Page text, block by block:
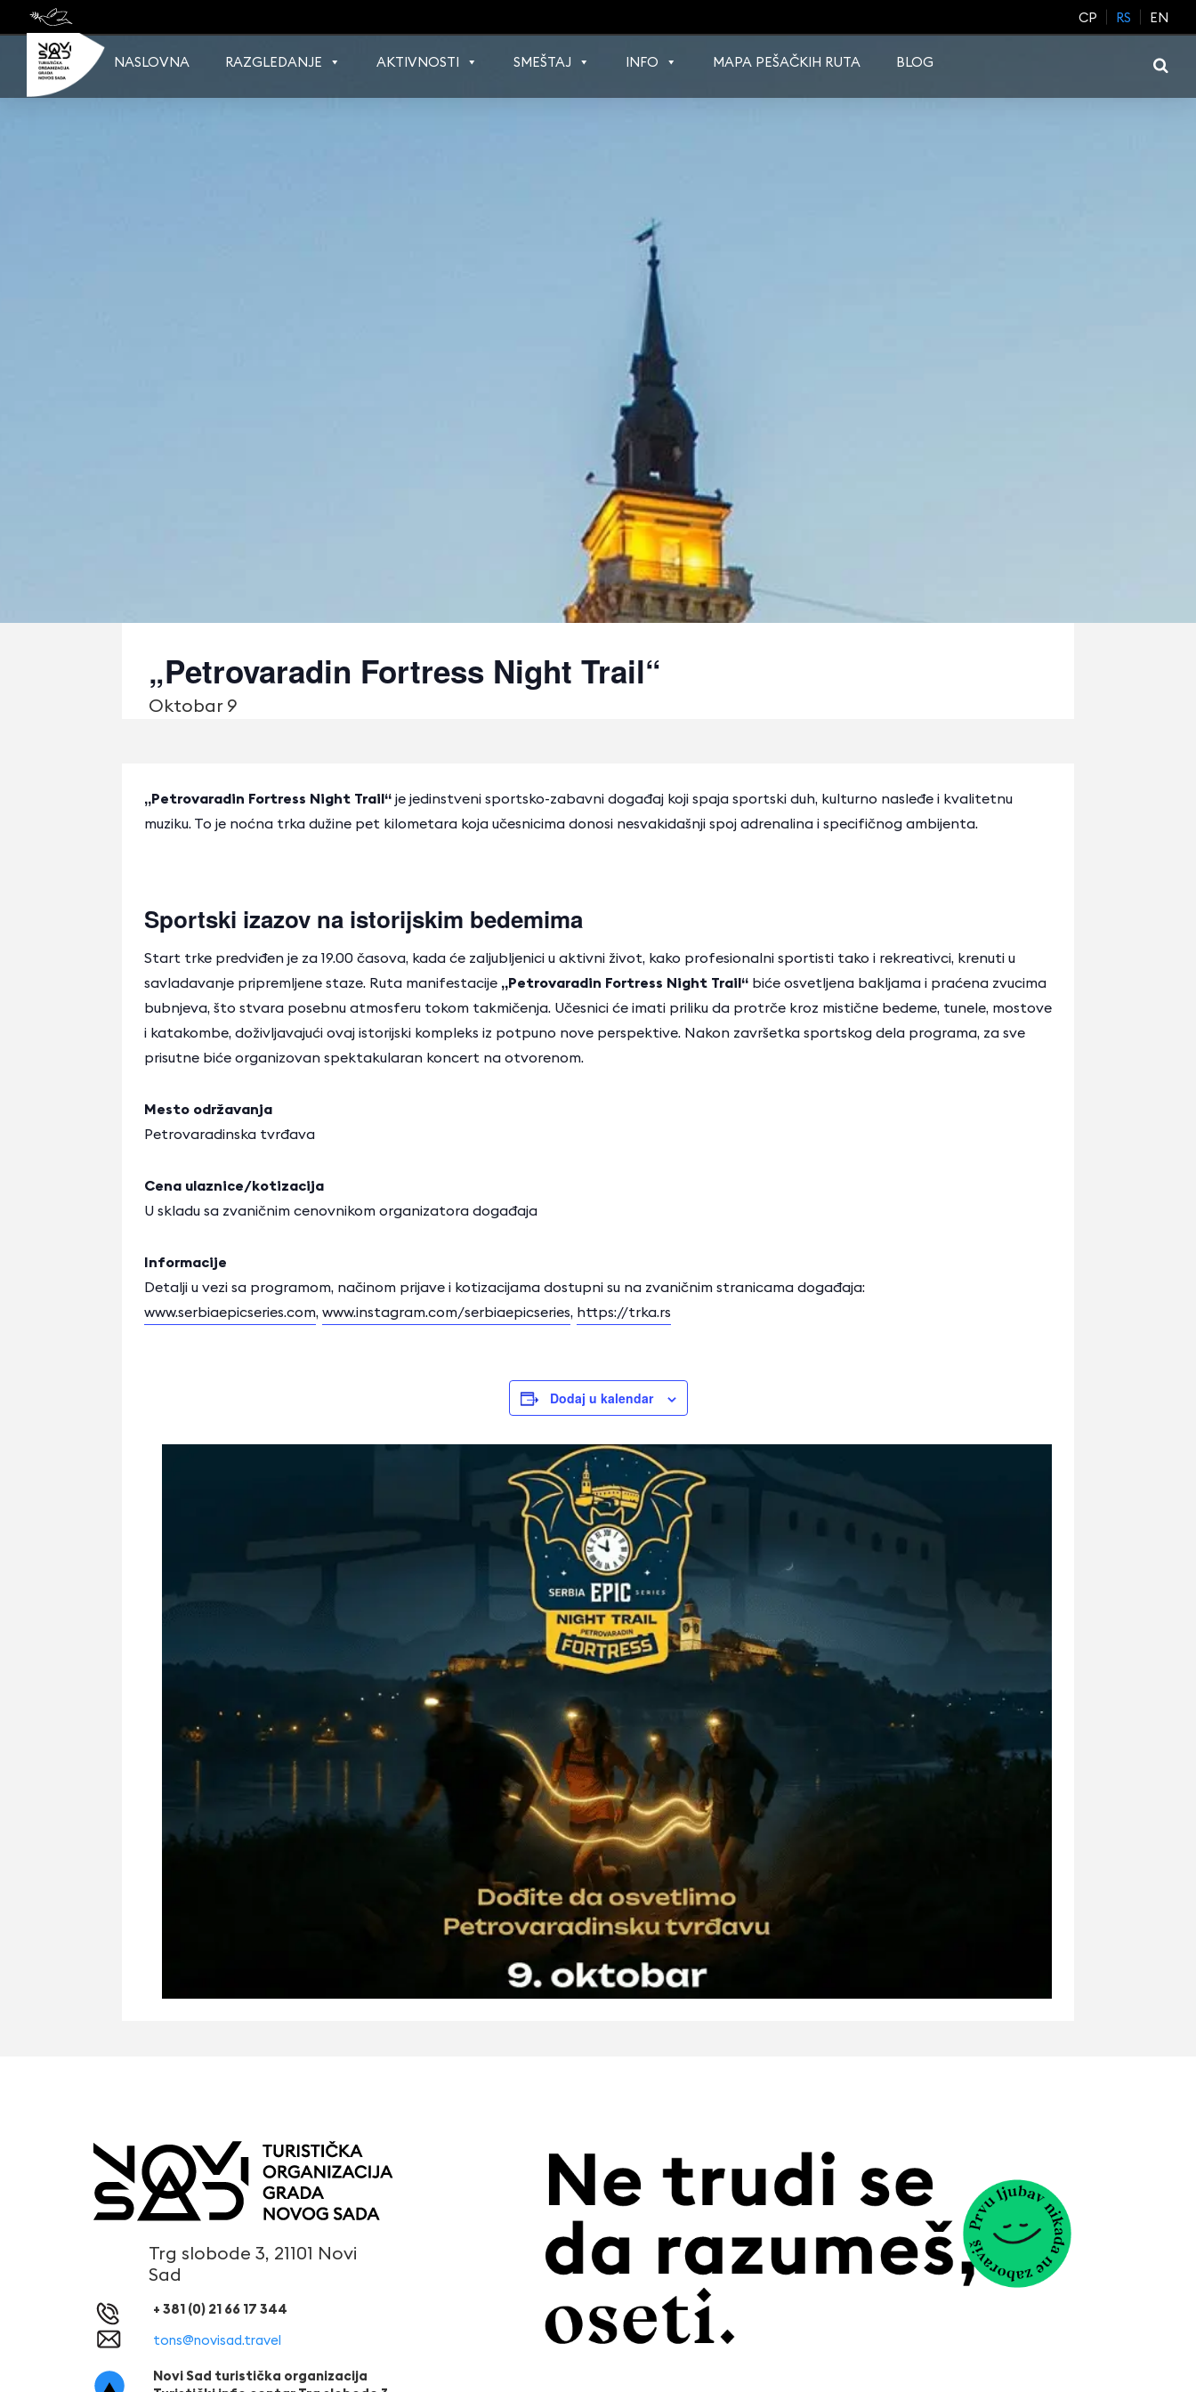
content
CP RS EN
NASLOVNA RAZGLEDANJE AKTIVNOSTI SMEŠTAJ INFO MAPA PEŠAČKIH RUTA BLOG
„Petrovaradin Fortress Night Trail“
Oktobаr 9
„Petrovaradin Fortress Night Trail“ je jedinstveni sportsko-zabavni događaj koji spaja sportski duh, kulturno nasleđe i kvalitetnu
muziku. To je noćna trka dužine pet kilometara koja učesnicima donosi nesvakidašnji spoj adrenalina i specifičnog ambijenta.
Sportski izazov na istorijskim bedemima
Start trke predviđen je za 19.00 časova, kada će zaljubljenici u aktivni život, kako profesionalni sportisti tako i rekreativci, krenuti u
savladavanje pripremljene staze. Ruta manifestacije „Petrovaradin Fortress Night Trail“ biće osvetljena bakljama i praćena zvucima
bubnjeva, što stvara posebnu atmosferu tokom takmičenja. Učesnici će imati priliku da protrče kroz mistične bedeme, tunele, mostove
i katakombe, doživljavajući ovaj istorijski kompleks iz potpuno nove perspektive. Nakon završetka sportskog dela programa, za sve
prisutne biće organizovan spektakularan koncert na otvorenom.
Mesto održavanja
Petrovaradinska tvrđava
Cena ulaznice/kotizacija
U skladu sa zvaničnim cenovnikom organizatora događaja
Informacije
Detalji u vezi sa programom, načinom prijave i kotizacijama dostupni su na zvaničnim stranicama događaja:
www.serbiaepicseries.com, www.instagram.com/serbiaepicseries, https://trka.rs
Dodaj u kalendar
Trg slobode 3, 21101 Novi
Sad
+ 381 (0) 21 66 17 344
tons@novisad.travel
Novi Sad turistička organizacija